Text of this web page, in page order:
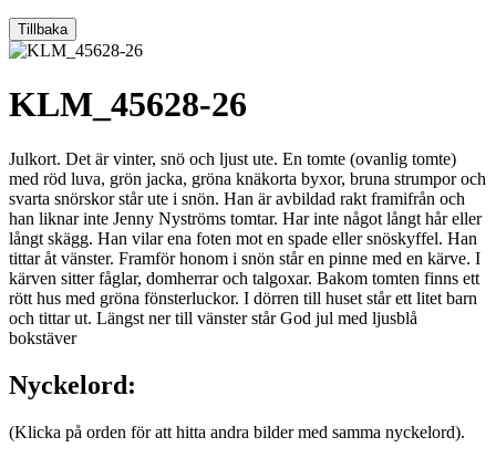
Tillbaka
KLM_45628-26
Julkort. Det är vinter, snö och ljust ute. En tomte (ovanlig tomte)
med röd luva, grön jacka, gröna knäkorta byxor, bruna strumpor och
svarta snörskor står ute i snön. Han är avbildad rakt framifrån och
han liknar inte Jenny Nyströms tomtar. Har inte något långt hår eller
långt skägg. Han vilar ena foten mot en spade eller snöskyffel. Han
tittar åt vänster. Framför honom i snön står en pinne med en kärve. I
kärven sitter fåglar, domherrar och talgoxar. Bakom tomten finns ett
rött hus med gröna fönsterluckor. I dörren till huset står ett litet barn
och tittar ut. Längst ner till vänster står God jul med ljusblå
bokstäver
Nyckelord:
(Klicka på orden för att hitta andra bilder med samma nyckelord).